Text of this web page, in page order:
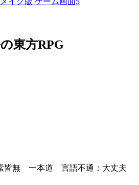
東方RPG
皆無 一本道 言語不通：大丈夫